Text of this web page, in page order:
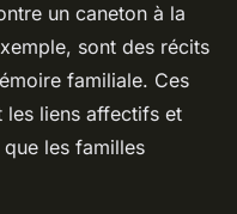
un caneton à la
sont des récits
familiale. Ces
les liens affectifs et
les familles